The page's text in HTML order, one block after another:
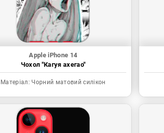
Apple iPhone 14
Чохол "Кагуя ахегао"
Матеріал: Чорний матовий силікон